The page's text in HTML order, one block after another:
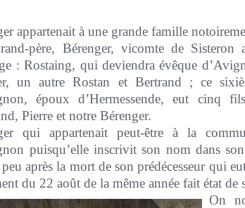
appartenait à une grande famille
père, Bérenger, vicomte de
: Rostaing, qui deviendra évêque
un autre Rostan et Bertrand ; ce
époux d’Hermessende, eut cinq
Pierre et notre Bérenger.
qui appartenait peut-être à la
puisqu’elle inscrivit son nom dans
après la mort de son prédécesseur qui
du 22 août de la même année fait état de
On